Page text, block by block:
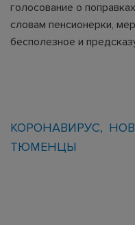
голосование о
словам пенсионерки,
бесполезное и
КОРОНАВИРУС
ТЮМЕНЦЫ